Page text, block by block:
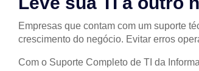
Empresas que contam com um suporte
crescimento do negócio. Evitar erros
Com o Suporte Completo de TI da